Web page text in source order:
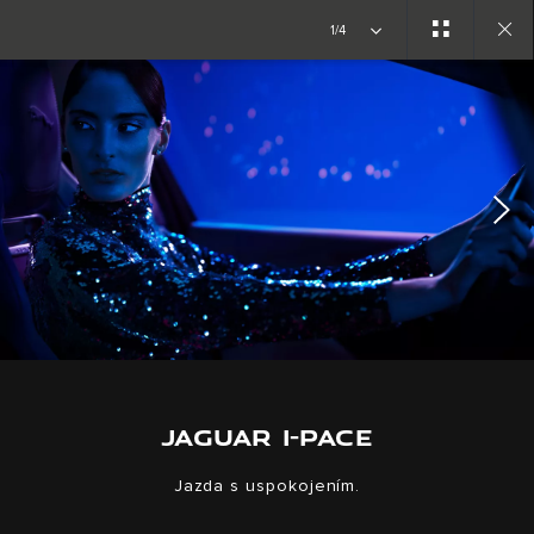
Copy nothing. Nová éra začína
1/4
gallery
JAGUAR I-PACE
Jazda s uspokojením.